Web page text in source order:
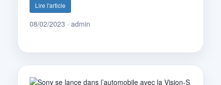
Lire l'article
08/02/2023 · admin